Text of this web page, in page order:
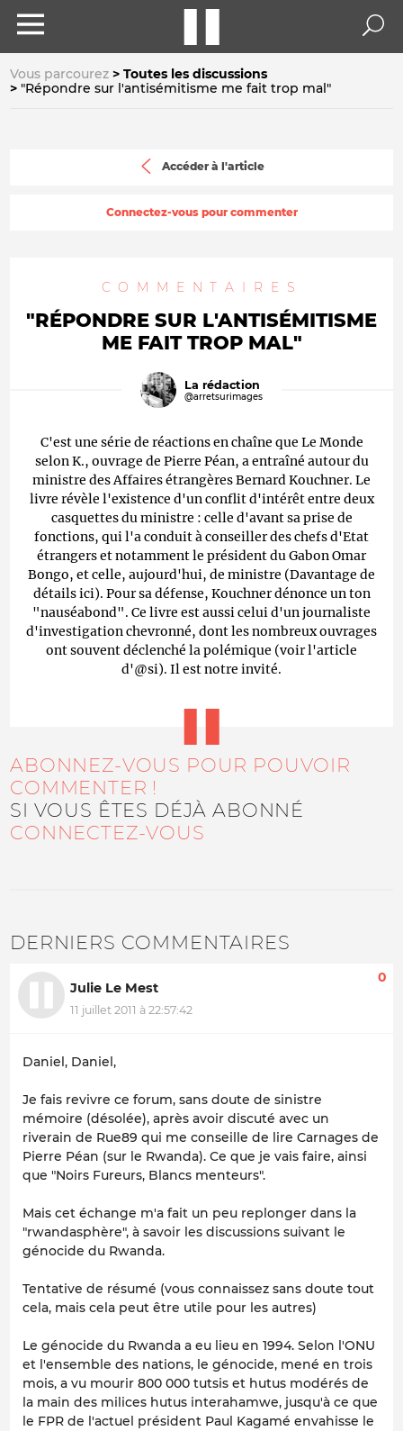
Vous parcourez
Toutes les discussions
"Répondre sur l'antisémitisme me fait trop mal"
Accéder à l'article
Connectez-vous pour commenter
COMMENTAIRES
"RÉPONDRE SUR L'ANTISÉMITISME
ME FAIT TROP MAL"
La rédaction
@arretsurimages
C'est une série de réactions en chaîne que Le Monde
selon K., ouvrage de Pierre Péan, a entraîné autour du
ministre des Affaires étrangères Bernard Kouchner. Le
livre révèle l'existence d'un conflit d'intérêt entre deux
casquettes du ministre : celle d'avant sa prise de
fonctions, qui l'a conduit à conseiller des chefs d'Etat
étrangers et notamment le président du Gabon Omar
Bongo, et celle, aujourd'hui, de ministre (Davantage de
détails ici). Pour sa défense, Kouchner dénonce un ton
"nauséabond". Ce livre est aussi celui d'un journaliste
d'investigation chevronné, dont les nombreux ouvrages
ont souvent déclenché la polémique (voir l'article
d'@si). Il est notre invité.
ABONNEZ-VOUS POUR POUVOIR
COMMENTER !
SI VOUS ÊTES DÉJÀ ABONNÉ
CONNECTEZ-VOUS
DERNIERS COMMENTAIRES
Julie Le Mest
11 juillet 2011 à 22:57:42
0
Daniel, Daniel,
Je fais revivre ce forum, sans doute de sinistre
mémoire (désolée), après avoir discuté avec un
riverain de Rue89 qui me conseille de lire Carnages de
Pierre Péan (sur le Rwanda). Ce que je vais faire, ainsi
que "Noirs Fureurs, Blancs menteurs".
Mais cet échange m'a fait un peu replonger dans la
"rwandasphère", à savoir les discussions suivant le
génocide du Rwanda.
Tentative de résumé (vous connaissez sans doute tout
cela, mais cela peut être utile pour les autres)
Le génocide du Rwanda a eu lieu en 1994. Selon l'ONU
et l'ensemble des nations, le génocide, mené en trois
mois, a vu mourir 800 000 tutsis et hutus modérés de
la main des milices hutus interahamwe, jusqu'à ce que
le FPR de l'actuel président Paul Kagamé envahisse le